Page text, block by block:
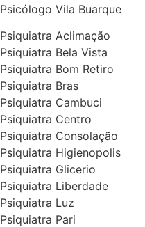
Psicólogo Vila Buarque
Psiquiatra Aclimação
Psiquiatra Bela Vista
Psiquiatra Bom Retiro
Psiquiatra Bras
Psiquiatra Cambuci
Psiquiatra Centro
Psiquiatra Consolação
Psiquiatra Higienopolis
Psiquiatra Glicerio
Psiquiatra Liberdade
Psiquiatra Luz
Psiquiatra Pari